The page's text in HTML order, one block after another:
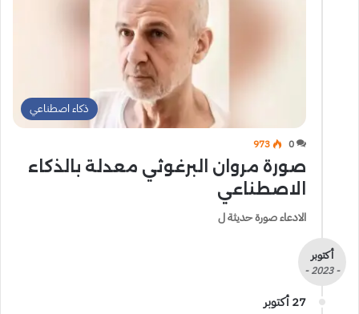
ذكاء اصطناعي
0
973
صورة مروان البرغوثي معدلة بالذكاء
الاصطناعي
الادعاء صورة حديثة ل
أكتوبر
- 2023 -
27 أكتوبر